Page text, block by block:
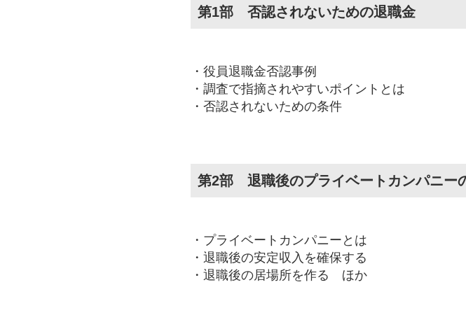
第1部 否認されないための退職金
・役員退職金否認事例
・調査で指摘されやすいポイントとは
・否認されないための条件
第2部 退職後のプライベートカンパニー
・プライベートカンパニーとは
・退職後の安定収入を確保する
・退職後の居場所を作る ほか